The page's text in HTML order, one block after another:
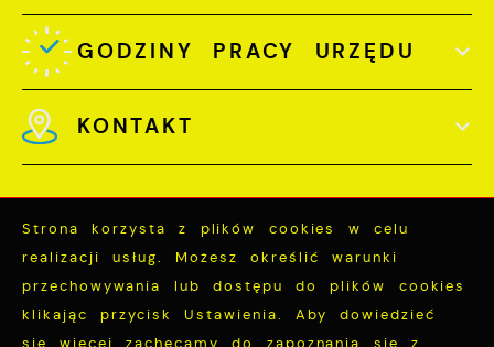
GODZINY PRACY URZĘDU
KONTAKT
Odwiedzin: 3751993
Online: 393
Strona korzysta z plików cookies w celu
realizacji usług. Możesz określić warunki
przechowywania lub dostępu do plików cookies
klikając przycisk Ustawienia. Aby dowiedzieć
się więcej zachęcamy do zapoznania się z